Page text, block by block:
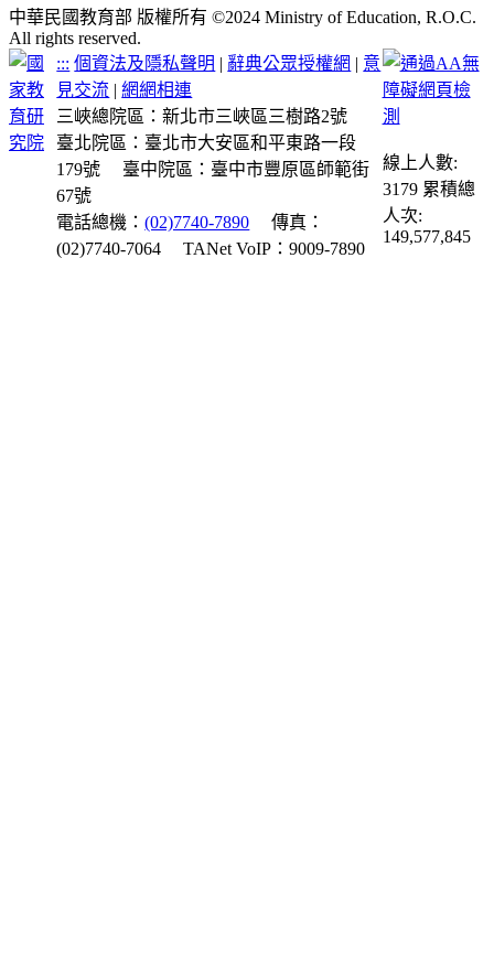
中華民國教育部 版權所有 ©2024 Ministry of Education, R.O.C.
All rights reserved.
::: 個資法及隱私聲明 | 辭典公眾授權網 | 意
見交流 |網網相連
三峽總院區：新北市三峽區三樹路2號
臺北院區：臺北市大安區和平東路一段
179號
臺中院區：臺中市豐原區師範街
67號
電話總機：(02)7740-7890
傳真：
(02)7740-7064
TANet VoIP：9009-7890
線上人數:
3179 累積總
人次:
149,577,845